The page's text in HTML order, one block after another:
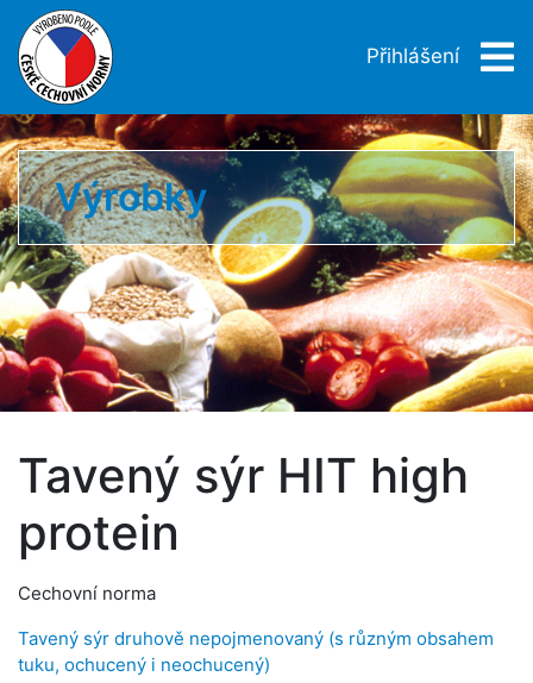
Přihlášení
Výrobky
Tavený sýr HIT high
protein
Cechovní norma
Tavený sýr druhově nepojmenovaný (s různým obsahem
tuku, ochucený i neochucený)